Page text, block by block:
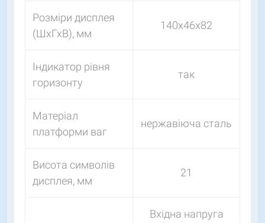
Розміри дисплея
(ШхГхВ), мм
140х46х82
Індикатор рівня
горизонту
так
Матеріал
платформи ваг
нержавіюча сталь
Висота символів
дисплея, мм
21
Вхідна напруга